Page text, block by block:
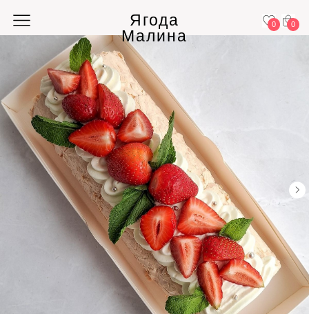
0
0
Ягода
Малина